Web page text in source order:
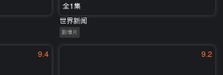
全1集
世界新闻
剧情片
9.4 9.2